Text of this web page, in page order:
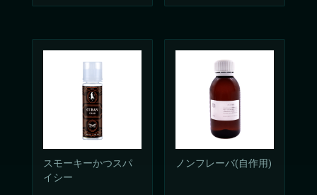
スモーキーかつスパ
イシー
ノンフレーバ(自作用)